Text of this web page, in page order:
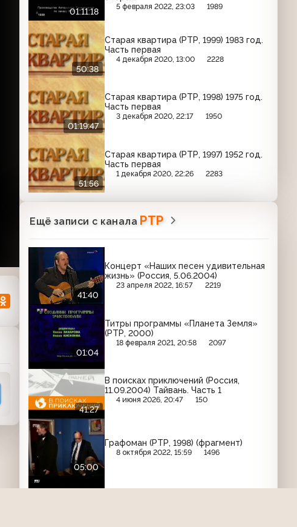
01:11:18
5 февраля 2022, 23:03 1989
50:38
Старая квартира (РТР, 1999) 1983 год.
Часть первая
4 декабря 2020, 13:00 2228
01:19:47
Старая квартира (РТР, 1998) 1975 год.
Часть первая
3 декабря 2020, 22:17 1950
51:56
Старая квартира (РТР, 1997) 1952 год.
Часть первая
1 декабря 2020, 22:26 2283
Ещё записи с канала РТР
41:40
Концерт «Наших песен удивительная
жизнь» (Россия, 5.06.2004)
23 апреля 2022, 16:57 2219
01:04
Титры программы «Планета Земля»
(РТР, 2000)
18 февраля 2021, 20:58 2097
41:27
В поисках приключений (Россия,
11.09.2004) Тайвань. Часть 1
4 июня 2026, 20:47 150
05:00
Графоман (РТР, 1998) (фрагмент)
8 октября 2022, 15:59 1496